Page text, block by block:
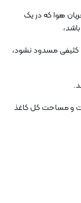
هوا که در یک
کثیفی مسدود نشود،
و مساحت کل کاغذ